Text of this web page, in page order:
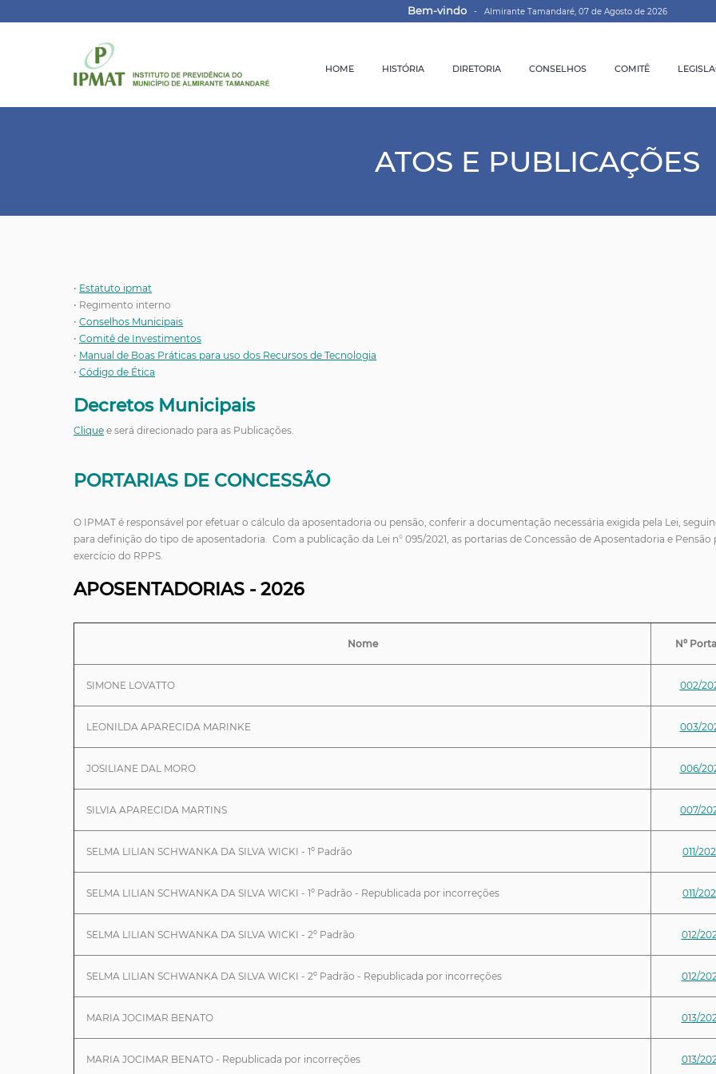
Bem-vindo- Almirante Tamandaré, 07 de Agosto de 2026
HOME HISTÓRIA DIRETORIA CONSELHOS COMITÊ
ATOS E PUBLICAÇÕES
• Estatuto ipmat
• Regimento interno
• Conselhos Municipais
• Comitê de Investimentos
• Manual de Boas Práticas para uso dos Recursos de Tecnologia
• Código de Ética
Decretos Municipais
Clique e será direcionado para as Publicações.
PORTARIAS DE CONCESSÃO
O IPMAT é responsável por efetuar o cálculo da aposentadoria ou pensão, conferir a documentação necessária exigida pela Lei,
para definição do tipo de aposentadoria. Com a publicação da Lei n° 095/2021, as portarias de Concessão de Aposentadoria e
exercício do RPPS.
APOSENTADORIAS - 2026
Nome Nº
SIMONE LOVATTO 002/
LEONILDA APARECIDA MARINKE 003/
JOSILIANE DAL MORO 006/
SILVIA APARECIDA MARTINS 007/
SELMA LILIAN SCHWANKA DA SILVA WICKI - 1º Padrão 011/
SELMA LILIAN SCHWANKA DA SILVA WICKI - 1º Padrão - Republicada por incorreções 011/
SELMA LILIAN SCHWANKA DA SILVA WICKI - 2º Padrão 012/
SELMA LILIAN SCHWANKA DA SILVA WICKI - 2º Padrão - Republicada por incorreções 012/
MARIA JOCIMAR BENATO 013/
MARIA JOCIMAR BENATO - Republicada por incorreções 013/